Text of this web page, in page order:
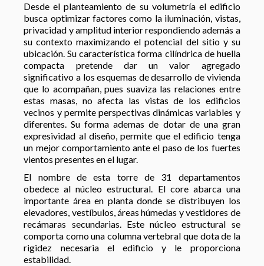
Desde el planteamiento de su volumetría el edificio
busca optimizar factores como la iluminación, vistas,
privacidad y amplitud interior respondiendo además a
su contexto maximizando el potencial del sitio y su
ubicación. Su característica forma cilíndrica de huella
compacta pretende dar un valor agregado
significativo a los esquemas de desarrollo de vivienda
que lo acompañan, pues suaviza las relaciones entre
estas masas, no afecta las vistas de los edificios
vecinos y permite perspectivas dinámicas variables y
diferentes. Su forma ademas de dotar de una gran
expresividad al diseño, permite que el edificio tenga
un mejor comportamiento ante el paso de los fuertes
vientos presentes en el lugar.
El nombre de esta torre de 31 departamentos
obedece al núcleo estructural. El core abarca una
importante área en planta donde se distribuyen los
elevadores, vestíbulos, áreas húmedas y vestidores de
recámaras secundarias. Este núcleo estructural se
comporta como una columna vertebral que dota de la
rigidez necesaria el edificio y le proporciona
estabilidad.